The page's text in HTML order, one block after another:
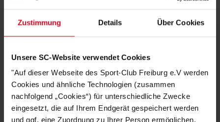
Zustimmung Details Über Cookies
Unsere SC-Website verwendet Cookies
"Auf dieser Webseite des Sport-Club Freiburg e.V werden
Cookies und ähnliche Technologien (zusammen
nachfolgend „Cookies“) für unterschiedliche Zwecke
eingesetzt, die auf Ihrem Endgerät gespeichert werden
und ggf. eine Zuordnung zu Ihrer Person ermöglichen.
DAS KÖNNTE DIR AUCH
GEFALLEN